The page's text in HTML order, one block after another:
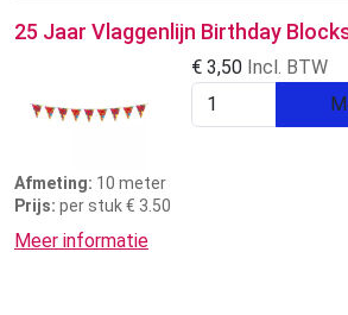
25 Jaar Vlaggenlijn Birthday
€ 3,50 Incl. BTW
Afmeting: 10 meter
Prijs: per stuk € 3.50
Meer informatie